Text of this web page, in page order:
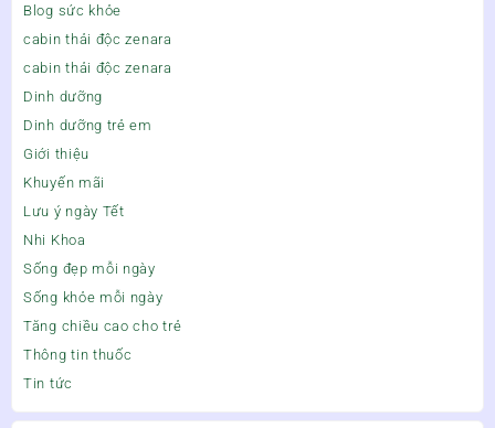
Blog sức khỏe
cabin thải độc zenara
cabin thải độc zenara
Dinh dưỡng
Dinh dưỡng trẻ em
Giới thiệu
Khuyến mãi
Lưu ý ngày Tết
Nhi Khoa
Sống đẹp mỗi ngày
Sống khỏe mỗi ngày
Tăng chiều cao cho trẻ
Thông tin thuốc
Tin tức